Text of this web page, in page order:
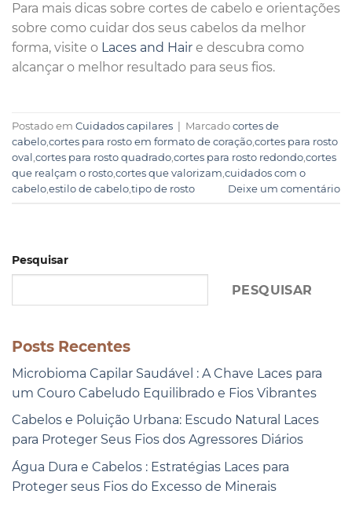
Pesquisar
PESQUISAR
Posts Recentes
Microbioma Capilar Saudável : A Chave Laces para
um Couro Cabeludo Equilibrado e Fios Vibrantes
Cabelos e Poluição Urbana: Escudo Natural Laces
para Proteger Seus Fios dos Agressores Diários
Água Dura e Cabelos : Estratégias Laces para
Proteger seus Fios do Excesso de Minerais
Para mais dicas sobre cortes de cabelo e orientações
sobre como cuidar dos seus cabelos da melhor
forma, visite o Laces and Hair e descubra como
alcançar o melhor resultado para seus fios.
Postado em Cuidados capilares | Marcado cortes de
cabelo cortes para rosto em formato de coração cortes para rosto
oval cortes para rosto quadrado cortes para rosto redondo cortes
que realçam o rosto cortes que valorizam cuidados com o
cabelo estilo de cabelo tipo de rosto Deixe um comentário